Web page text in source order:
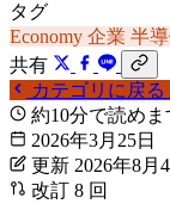
タグ
Economy 企業 半
共有
カテゴリに戻る
約10分で読めま
2026年3月25日
更新 2026年8月4
改訂 8 回